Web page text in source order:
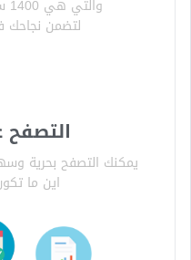
والتي هي 1400 سؤال من خلاصة التيوري
لتضمن نجاحك
التصفح
يمكنك التصفح بحرية
اين ما